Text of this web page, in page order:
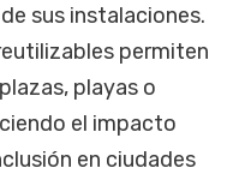
sus instalaciones.
permiten
playas o
el impacto
en ciudades